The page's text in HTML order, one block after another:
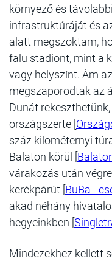
környező és
infrastruktúráját és
alatt megszoktam,
falu stadiont, mint a
vagy helyszínt. Ám
megszaporodtak az
Dunát
országszerte [
száz kilométernyi
Balaton körül [
várakozás után
kerékpárút [ BuBa -
akad néhány
hegyeinkben [
Mindezekhez kellett